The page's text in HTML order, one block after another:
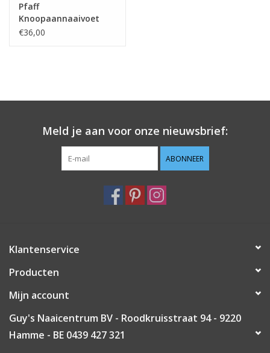
Sale / Coupons
Tweedehands
Pfaff
Knoopaannaaivoet
€36,00
Meld je aan voor onze nieuwsbrief:
ABONNEER
Klantenservice
Producten
Mijn account
Guy's Naaicentrum BV - Roodkruisstraat 94 - 9220
Hamme - BE 0439 427 321